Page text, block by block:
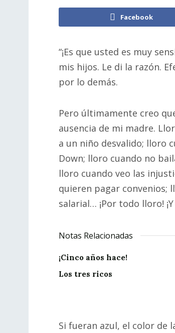
Facebook
“¡Es que usted es muy
mis hijos. Le di la razón.
por lo demás.
Pero últimamente creo
ausencia de mi madre.
a un niño desvalido; lloro
Down; lloro cuando no
lloro cuando veo las
quieren pagar convenios;
salarial… ¡Por todo lloro!
Notas Relacionadas
¡Cinco años hace!
Los tres ricos
Si fueran azul, el color de